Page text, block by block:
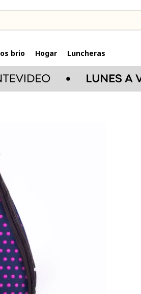
brio Hogar Luncheras